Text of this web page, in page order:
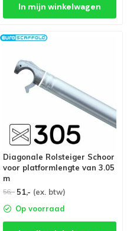
In mijn winkelwagen
Diagonale Rolsteiger Schoor
voor platformlengte van 3.05
m
56,- 51,- (ex. btw)
Op voorraad